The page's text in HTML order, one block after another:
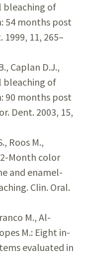
bleaching of
54 months post
11, 265–
Caplan D.J.,
bleaching of
90 months post
Dent. 2003, 15,
Roos M.,
Month color
and enamel-
Clin. Oral.
M., Al-
M.: Eight in-
evaluated in